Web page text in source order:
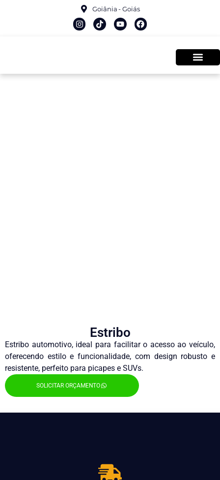
Goiânia - Goiás
Estribo
Estribo automotivo, ideal para facilitar o acesso ao veículo,
oferecendo estilo e funcionalidade, com design robusto e
resistente, perfeito para picapes e SUVs.
SOLICITAR ORÇAMENTO